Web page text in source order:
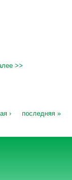
>>
› последняя »